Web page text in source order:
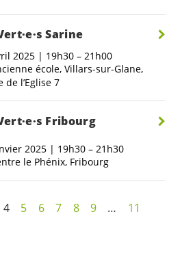
Sarine
2025 | 19h30 – 21h00
école, Villars-sur-Glane,
de l’Eglise 7
Fribourg
2025 | 19h30 – 21h30
le Phénix, Fribourg
4 5 6 7 8 9 … 11